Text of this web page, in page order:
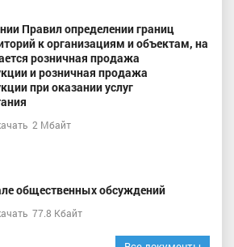
Правил определении границ
к организациям и объектам, на
розничная продажа
и розничная продажа
при оказании услуг
2 Мбайт
общественных обсуждений
77.8 Кбайт